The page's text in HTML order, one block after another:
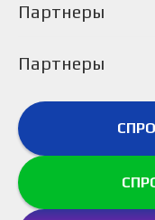
Партнеры
Партнеры